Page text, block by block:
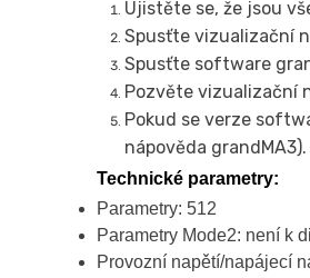
Ujistěte se, že jsou
Spusťte vizualizační
Spusťte software
Pozvěte vizualizační
Pokud se verze
nápověda grandMA3).
Technické parametry:
Parametry: 512
Parametry Mode2: není k
Provozní napětí/napájecí